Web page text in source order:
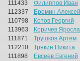
111433
Филиппов Иван
112337
Еремин Алексей
110798
Котов Георгий
113963
Коричев
111871
Трушков Артем
112210
Трякин Никита
111898
Евсеев Евгений